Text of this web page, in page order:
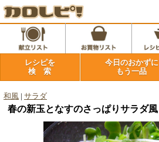
レシピを
検 索
今日のおかずに
もう一品
和風 サラダ
春の新玉となすのさっぱりサラダ風